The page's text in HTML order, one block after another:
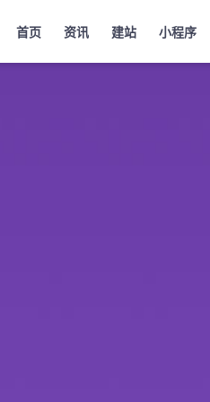
首页 资讯 建站 小程序